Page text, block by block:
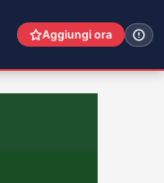
Aggiungi ora